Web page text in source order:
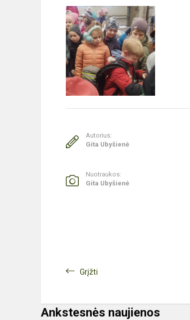
Autorius:
Gita Ubyšienė
Nuotraukos:
Gita Ubyšienė
Grįžti
Ankstesnės naujienos